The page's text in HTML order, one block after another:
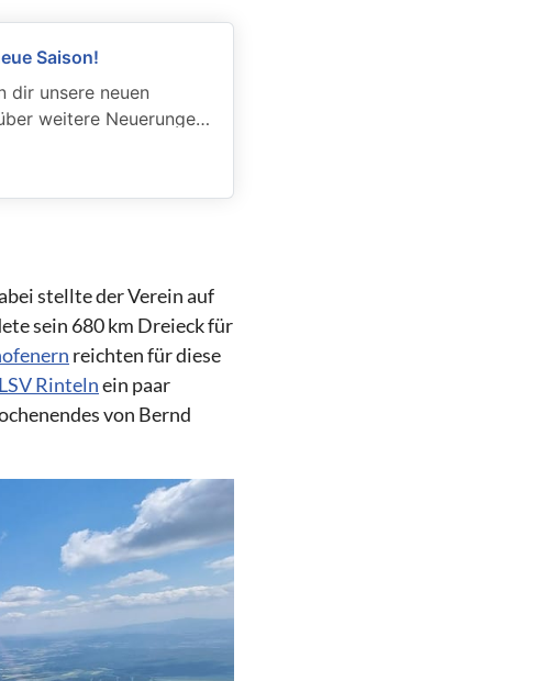
Saison!
dir unsere neuen
weitere Neuerungen
stellte der Verein auf
sein 680 km Dreieck für
reichten für diese
LSV Rintelnein paar
von Bernd